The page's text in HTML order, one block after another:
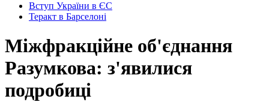
Вступ України в ЄС
Теракт в Барселоні
Міжфракційне об'єднання
Разумкова: з'явилися
подробиці